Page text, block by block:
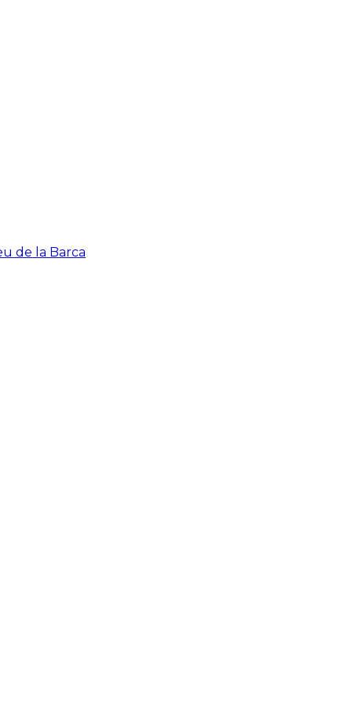
de la Barca